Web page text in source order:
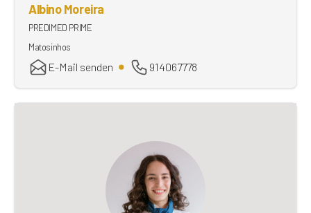
Albino Moreira
PREDIMED PRIME
Matosinhos
E-Mail senden 914067778